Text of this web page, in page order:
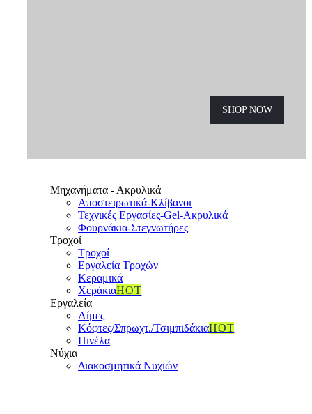
SHOP NOW
Μηχανήματα - Ακρυλικά
Αποστειρωτικά-Κλίβανοι
Τεχνικές Εργασίες-Gel-Ακρυλικά
Φουρνάκια-Στεγνωτήρες
Τροχοί
Τροχοί
Εργαλεία Τροχών
Κεραμικά
ΧεράκιαHOT
Εργαλεία
Λίμες
Κόφτες/Σπρωχτ./ΤσιμπιδάκιαHOT
Πινέλα
Νύχια
Διακοσμητικά Νυχιών